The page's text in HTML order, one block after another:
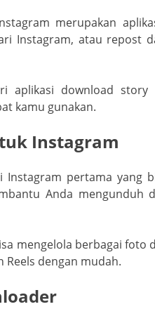
merupakan
Instagram, atau repost
aplikasi download
kamu gunakan.
Instagram
pertama yang
Anda mengunduh
mengelola berbagai foto
Reels dengan mudah.